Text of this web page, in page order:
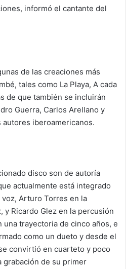
informó el cantante del
de las creaciones más
tales como La Playa, A cada
de que también se incluirán
Guerra, Carlos Arellano y
iberoamericanos.
disco son de autoría
actualmente está integrado
Arturo Torres en la
y Ricardo Glez en la percusión
una trayectoria de cinco años, e
como un dueto y desde el
convirtió en cuarteto y poco
grabación de su primer